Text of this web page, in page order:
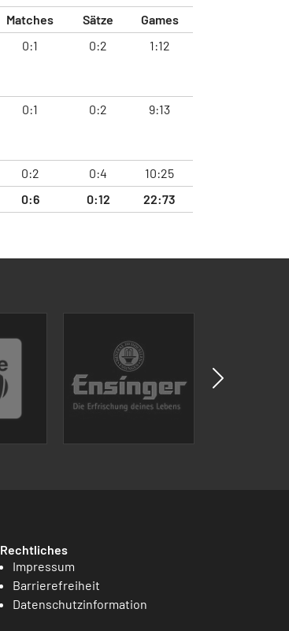
Matches Sätze Games
0:1 0:2 1:12
0:1 0:2 9:13
0:2 0:4
10:25
0:6 0:12 22:73
Rechtliches
Impressum
Barrierefreiheit
Datenschutzinformation